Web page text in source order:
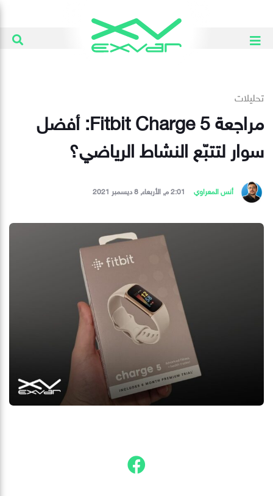
تحليلات
مراجعة Fitbit Charge 5: أفضل
سوار لتتبّع النشاط الرياضي؟
أنس المعراوي 2:01 م, الأربعاء, 8 ديسمبر 2021